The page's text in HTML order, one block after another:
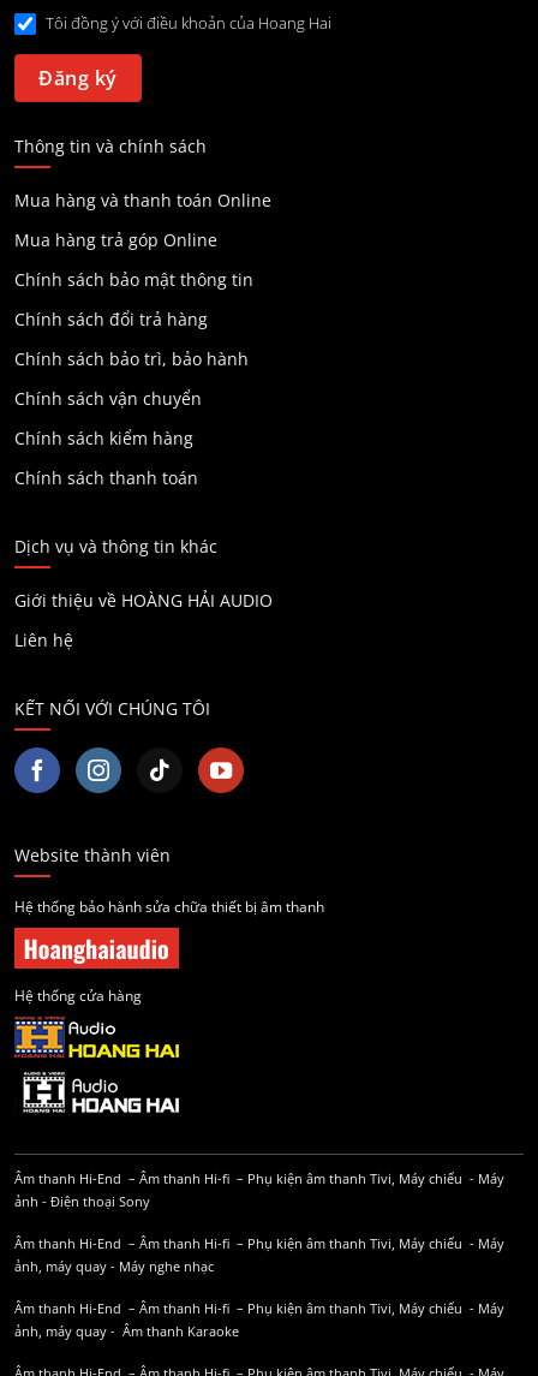
Tôi đồng ý với điều khoản của Hoang Hai
Thông tin và chính sách
Mua hàng và thanh toán Online
Mua hàng trả góp Online
Chính sách bảo mật thông tin
Chính sách đổi trả hàng
Chính sách bảo trì, bảo hành
Chính sách vận chuyển
Chính sách kiểm hàng
Chính sách thanh toán
Dịch vụ và thông tin khác
Giới thiệu về HOÀNG HẢI AUDIO
Liên hệ
KẾT NỐI VỚI CHÚNG TÔI
Website thành viên
Hệ thống bảo hành sửa chữa thiết bị âm thanh
Hệ thống cửa hàng
Âm thanh Hi-End – Âm thanh Hi-fi – Phụ kiện âm thanh Tivi, Máy chiếu - Máy
ảnh - Điện thoại Sony
Âm thanh Hi-End – Âm thanh Hi-fi – Phụ kiện âm thanh Tivi, Máy chiếu - Máy
ảnh, máy quay - Máy nghe nhạc
Âm thanh Hi-End – Âm thanh Hi-fi – Phụ kiện âm thanh Tivi, Máy chiếu - Máy
ảnh, máy quay - Âm thanh Karaoke